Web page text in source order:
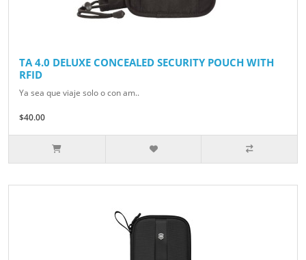
TA 4.0 DELUXE CONCEALED SECURITY POUCH WITH
RFID
Ya sea que viaje solo o con am..
$40.00